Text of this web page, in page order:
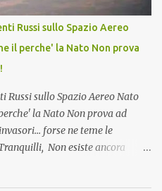
Russi sullo Spazio Aereo
il perche' la Nato Non prova
Russi sullo Spazio Aereo Nato
la Nato Non prova ad
forse ne teme le
Non esiste ancora